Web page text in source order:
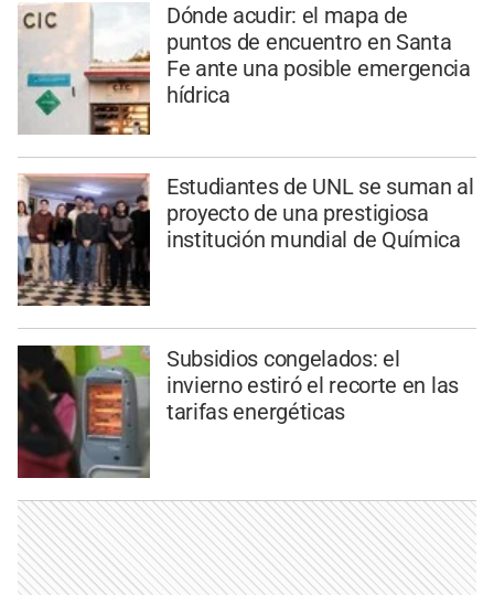
Dónde acudir: el mapa de
puntos de encuentro en Santa
Fe ante una posible emergencia
hídrica
Estudiantes de UNL se suman al
proyecto de una prestigiosa
institución mundial de Química
Subsidios congelados: el
invierno estiró el recorte en las
tarifas energéticas